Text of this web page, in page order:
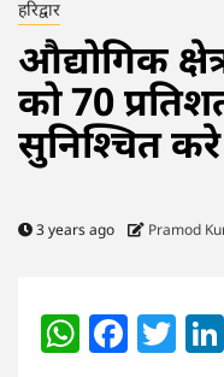
हरिद्वार
औद्योगिक
को 70
सुनिश्चित
3 years ago Pramod